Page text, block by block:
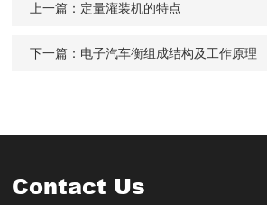
上一篇： 定量灌装机的特点
下一篇： 电子汽车衡组成结构及工作原理
Contact Us